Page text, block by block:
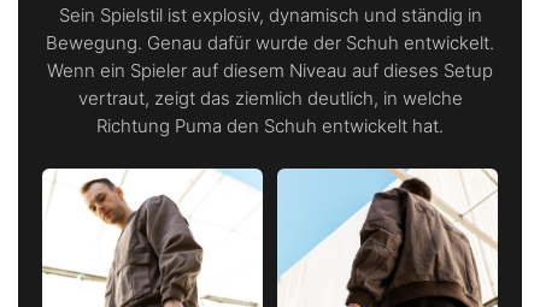
Sein Spielstil ist explosiv, dynamisch und ständig in
Bewegung. Genau dafür wurde der Schuh entwickelt.
Wenn ein Spieler auf diesem Niveau auf dieses Setup
vertraut, zeigt das ziemlich deutlich, in welche
Richtung Puma den Schuh entwickelt hat.